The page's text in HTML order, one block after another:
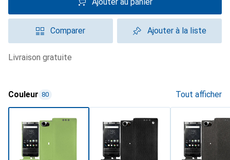
Comparer Ajouter à la liste
livraison gratuite
Couleur 80 Tout afficher